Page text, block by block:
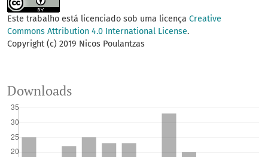
Este trabalho está licenciado sob uma licença Creative
Commons Attribution 4.0 International License.
Copyright (c) 2019 Nicos Poulantzas
Downloads